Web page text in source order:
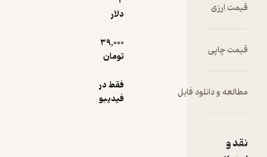
قیمت ارزی
دلار
قیمت چاپی
39,000
تومان
مطالعه و دانلود فایل
فقط در
فیدیبو
نقد و